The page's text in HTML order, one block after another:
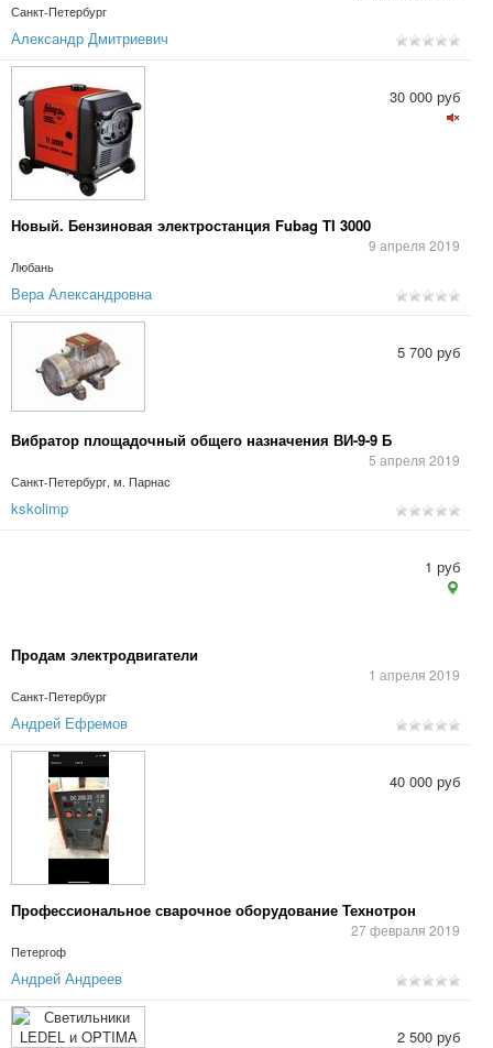
Санкт-Петербург
Александр Дмитриевич
Новый. Бензиновая электростанция Fubag TI 3000
9 апреля 2019
Любань
30 000 руб
Вера Александровна
Вибратор площадочный общего назначения ВИ-9-9 Б
5 апреля 2019
Санкт-Петербург, м. Парнас
5 700 руб
kskolimp
Продам электродвигатели
1 апреля 2019
Санкт-Петербург
1 руб
Андрей Ефремов
Профессиональное сварочное оборудование Технотрон
27 февраля 2019
Петергоф
40 000 руб
Андрей Андреев
2 500 руб